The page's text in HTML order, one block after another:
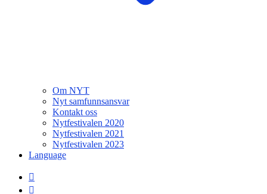
Om NYT
Nyt samfunnsansvar
Kontakt oss
Nytfestivalen 2020
Nytfestivalen 2021
Nytfestivalen 2023
Language